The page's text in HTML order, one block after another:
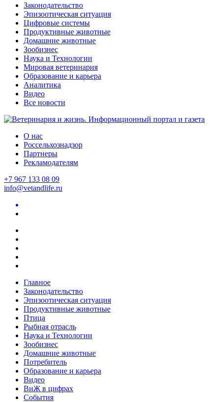
Законодательство
Эпизоотическая ситуация
Цифровые системы
Продуктивные животные
Домашние животные
Зообизнес
Наука и Технологии
Мировая ветеринария
Образование и карьера
Аналитика
Видео
Все новости
О нас
Россельхознадзор
Партнеры
Рекламодателям
+7 967 133 08 09
info@vetandlife.ru
Главное
Законодательство
Эпизоотическая ситуация
Продуктивные животные
Птица
Рыбная отрасль
Наука и Технологии
Зообизнес
Домашние животные
Потребитель
Образование и карьера
Видео
ВиЖ в цифрах
События